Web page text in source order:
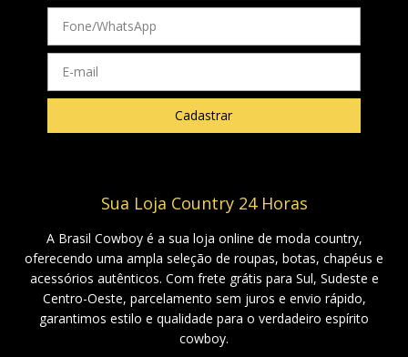
Sua Loja Country 24 Horas
A Brasil Cowboy é a sua loja online de moda country,
oferecendo uma ampla seleção de roupas, botas, chapéus e
acessórios autênticos. Com frete grátis para Sul, Sudeste e
Centro-Oeste, parcelamento sem juros e envio rápido,
garantimos estilo e qualidade para o verdadeiro espírito
cowboy.